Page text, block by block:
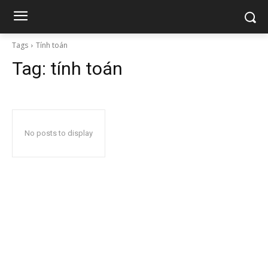
Tags Tính toán
Tag: tính toán
No posts to display